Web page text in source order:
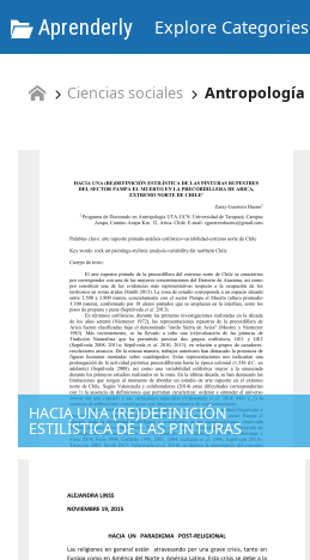
Aprenderly Explore Categories
Ciencias sociales Antropología
HACIA UNA (RE)DEFINICIÓN
ESTILÍSTICA DE LAS PINTURAS